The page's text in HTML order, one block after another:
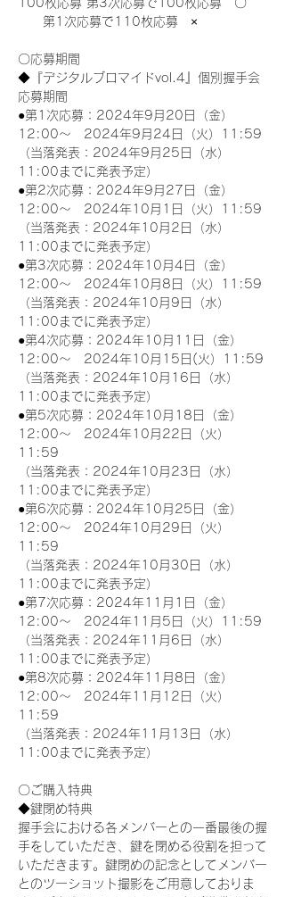
100枚応募 第3次応募で100枚応募　〇
第1次応募で110枚応募　×
〇応募期間
◆『デジタルブロマイドvol.4』個別握手会
応募期間
●第1次応募：2024年9月20日（金）
12:00～　2024年9月24日（火）11:59
（当落発表：2024年9月25日（水）
11:00までに発表予定）
●第2次応募：2024年9月27日（金）
12:00～　2024年10月1日（火）11:59
（当落発表：2024年10月2日（水）
11:00までに発表予定）
●第3次応募：2024年10月4日（金）
12:00～　2024年10月8日（火）11:59
（当落発表：2024年10月9日（水）
11:00までに発表予定）
●第4次応募：2024年10月11日（金）
12:00～　2024年10月15日(火）11:59
（当落発表：2024年10月16日（水）
11:00までに発表予定）
●第5次応募：2024年10月18日（金）
12:00～　2024年10月22日（火）
11:59
（当落発表：2024年10月23日（水）
11:00までに発表予定）
●第6次応募：2024年10月25日（金）
12:00～　2024年10月29日（火）
11:59
（当落発表：2024年10月30日（水）
11:00までに発表予定）
●第7次応募：2024年11月1日（金）
12:00～　2024年11月5日（火）11:59
（当落発表：2024年11月6日（水）
11:00までに発表予定）
●第8次応募：2024年11月8日（金）
12:00～　2024年11月12日（火）
11:59
（当落発表：2024年11月13日（水）
11:00までに発表予定）
〇ご購入特典
◆鍵閉め特典
握手会における各メンバーとの一番最後の握
手をしていただき、鍵を閉める役割を担って
いただきます。鍵閉めの記念としてメンバー
とのツーショット撮影をご用意しておりま